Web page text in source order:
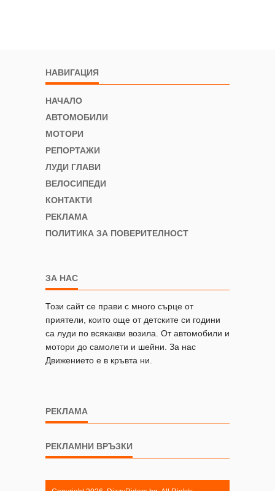
НАВИГАЦИЯ
НАЧАЛО
АВТОМОБИЛИ
МОТОРИ
РЕПОРТАЖИ
ЛУДИ ГЛАВИ
ВЕЛОСИПЕДИ
КОНТАКТИ
РЕКЛАМА
ПОЛИТИКА ЗА ПОВЕРИТЕЛНОСТ
ЗА НАС
Този сайт се прави с много сърце от
приятели, които още от детските си години
са луди по всякакви возила. От автомобили и
мотори до самолети и шейни. За нас
Движението е в кръвта ни.
РЕКЛАМА
РЕКЛАМНИ ВРЪЗКИ